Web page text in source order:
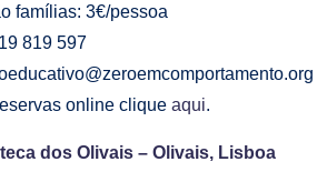
famílias: 3€/pessoa
819 597
online clique aqui.
dos Olivais – Olivais, Lisboa